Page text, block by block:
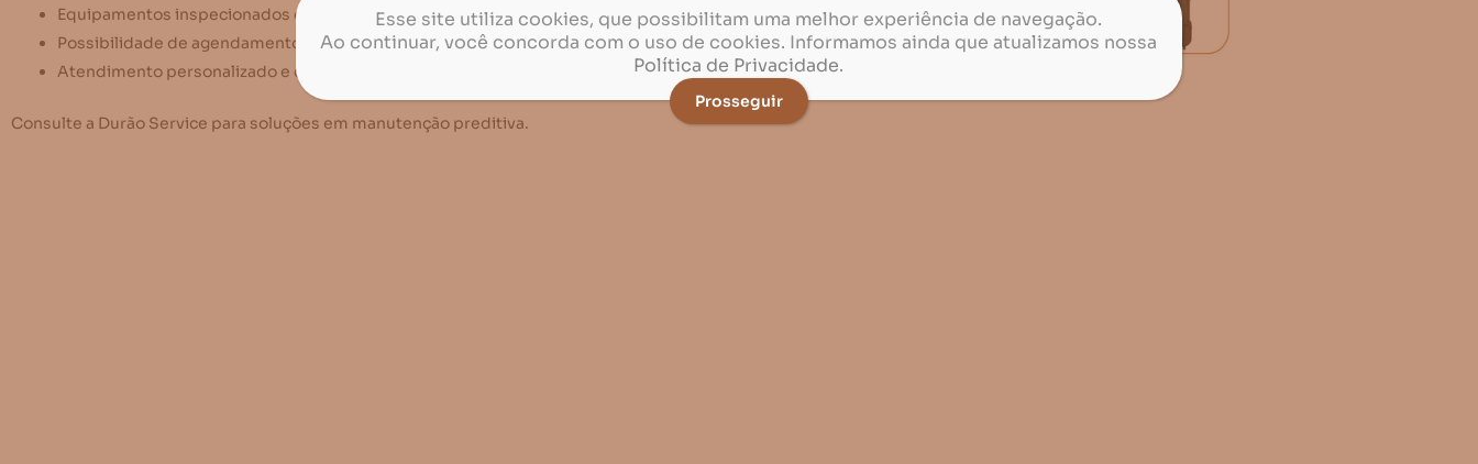
Equipamentos inspecionados e testados periodicamente;
Possibilidade de agendamento da locação;
Atendimento personalizado e com agilidade pela Durão Service.
Consulte a Durão Service para soluções em manutenção preditiva.
Esse site utiliza cookies, que possibilitam uma melhor experiência de navegação.
Ao continuar, você concorda com o uso de cookies. Informamos ainda que atualizamos nossa
Política de Privacidade.
Prosseguir